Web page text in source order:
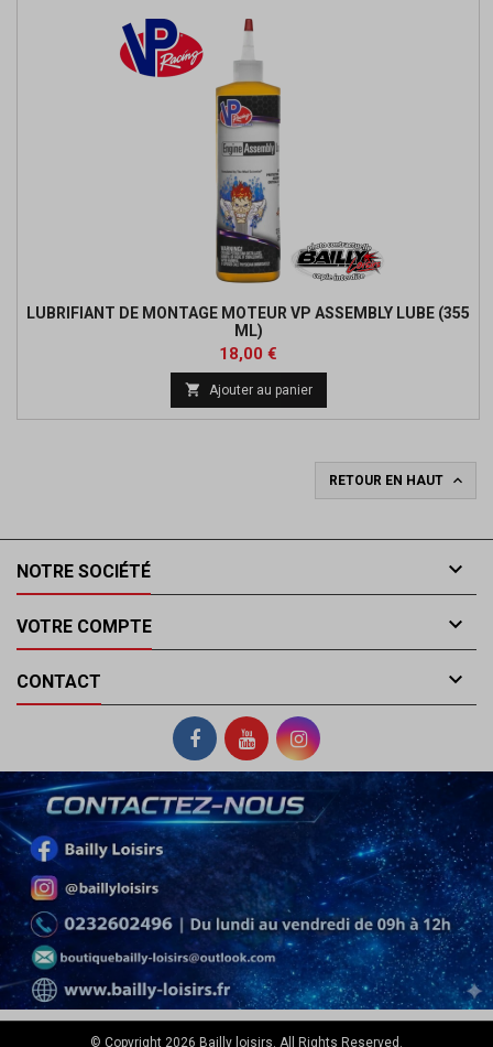
LUBRIFIANT DE MONTAGE MOTEUR VP ASSEMBLY LUBE (355
ML)
Prix
18,00 €
 Ajouter au panier
RETOUR EN HAUT 
NOTRE SOCIÉTÉ 
VOTRE COMPTE 
CONTACT 
© Copyright 2026 Bailly loisirs. All Rights Reserved.